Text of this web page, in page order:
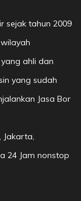
sejak tahun 2009
ahli dan
yang sudah
Jasa Bor
Jakarta,
24 Jam nonstop